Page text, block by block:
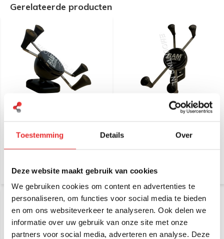
Toestemming Details Over
Deze website maakt gebruik van cookies
We gebruiken cookies om content en advertenties te
personaliseren, om functies voor social media te bieden
en om ons websiteverkeer te analyseren. Ook delen we
informatie over uw gebruik van onze site met onze
partners voor social media, adverteren en analyse. Deze
Gerelateerde producten
RAM Mount Universele X-
Grip houder met Snap-
RAM Mount Universele
Large X-Grip houder met